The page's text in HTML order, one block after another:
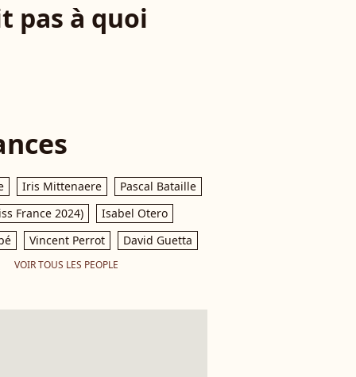
pas à quoi
Iris Mittenaere
Pascal Bataille
France 2024)
Isabel Otero
Vincent Perrot David Guetta
VOIR TOUS LES PEOPLE